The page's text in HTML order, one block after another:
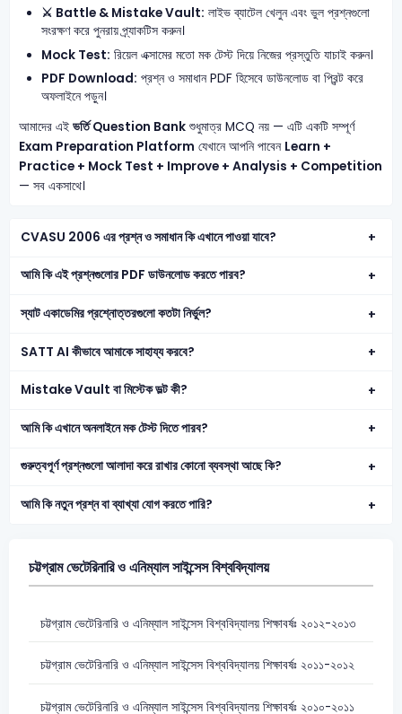
⚔️ Battle & Mistake Vault: লাইভ ব্যাটেল খেলুন এবং ভুল প্রশ্নগুলো
সংরক্ষণ করে পুনরায় প্র্যাকটিস করুন।
Mock Test: রিয়েল এক্সামের মতো মক টেস্ট দিয়ে নিজের প্রস্তুতি যাচাই করুন।
PDF Download: প্রশ্ন ও সমাধান PDF হিসেবে ডাউনলোড বা প্রিন্ট করে
অফলাইনে পড়ুন।
আমাদের এই ভর্তি Question Bankশুধুমাত্র MCQ নয় — এটি একটি সম্পূর্ণ
Exam Preparation Platform যেখানে আপনি পাবেন Learn +
Practice + Mock Test + Improve + Analysis + Competition
— সব একসাথে।
CVASU 2006 এর প্রশ্ন ও সমাধান কি এখানে পাওয়া যাবে?
আমি কি এই প্রশ্নগুলোর PDF ডাউনলোড করতে পারব?
স্যাট একাডেমির প্রশ্নোত্তরগুলো কতটা নির্ভুল?
SATT AI কীভাবে আমাকে সাহায্য করবে?
Mistake Vault বা মিস্টেক ভল্ট কী?
আমি কি এখানে অনলাইনে মক টেস্ট দিতে পারব?
গুরুত্বপূর্ণ প্রশ্নগুলো আলাদা করে রাখার কোনো ব্যবস্থা আছে কি?
আমি কি নতুন প্রশ্ন বা ব্যাখ্যা যোগ করতে পারি?
চট্টগ্রাম ভেটেরিনারি ও এনিম্যাল সাইন্সেস বিশ্ববিদ্যালয়
চট্টগ্রাম ভেটেরিনারি ও এনিম্যাল সাইন্সেস বিশ্ববিদ্যালয় শিক্ষাবর্ষঃ ২০১২-২০১৩
চট্টগ্রাম ভেটেরিনারি ও এনিম্যাল সাইন্সেস বিশ্ববিদ্যালয় শিক্ষাবর্ষঃ ২০১১-২০১২
চট্টগ্রাম ভেটেরিনারি ও এনিম্যাল সাইন্সেস বিশ্ববিদ্যালয় শিক্ষাবর্ষঃ ২০১০-২০১১